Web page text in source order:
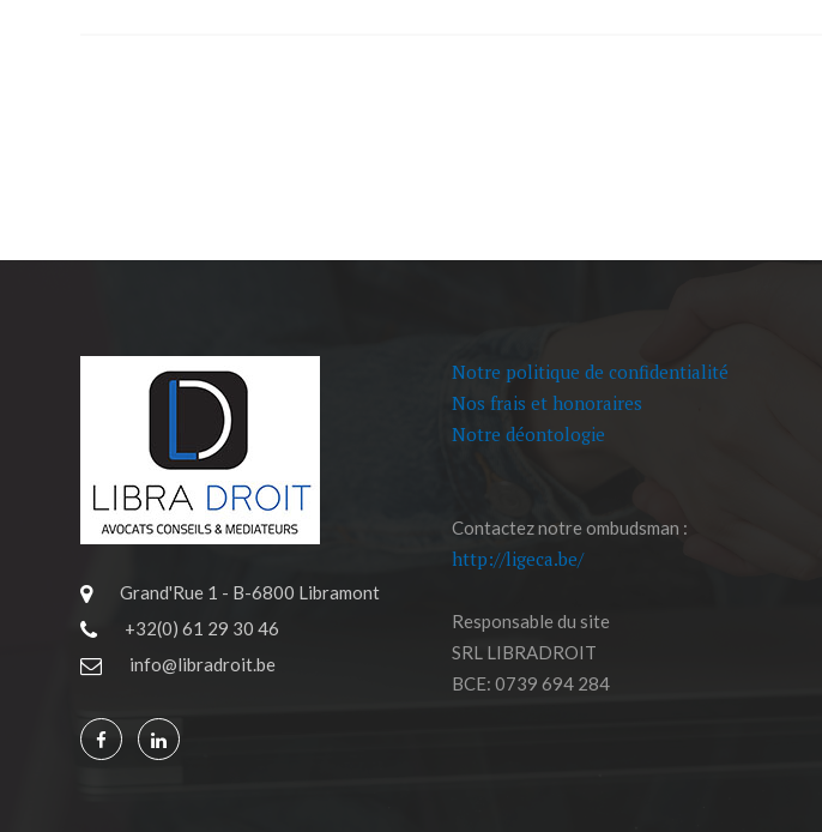
Grand'Rue 1 - B-6800 Libramont
+32(0) 61 29 30 46
info@libradroit.be
Notre politique de confidentialité
Nos frais et honoraires
Notre déontologie
Contactez notre ombudsman :
http://ligeca.be/
Responsable du site
SRL LIBRADROIT
BCE: 0739 694 284